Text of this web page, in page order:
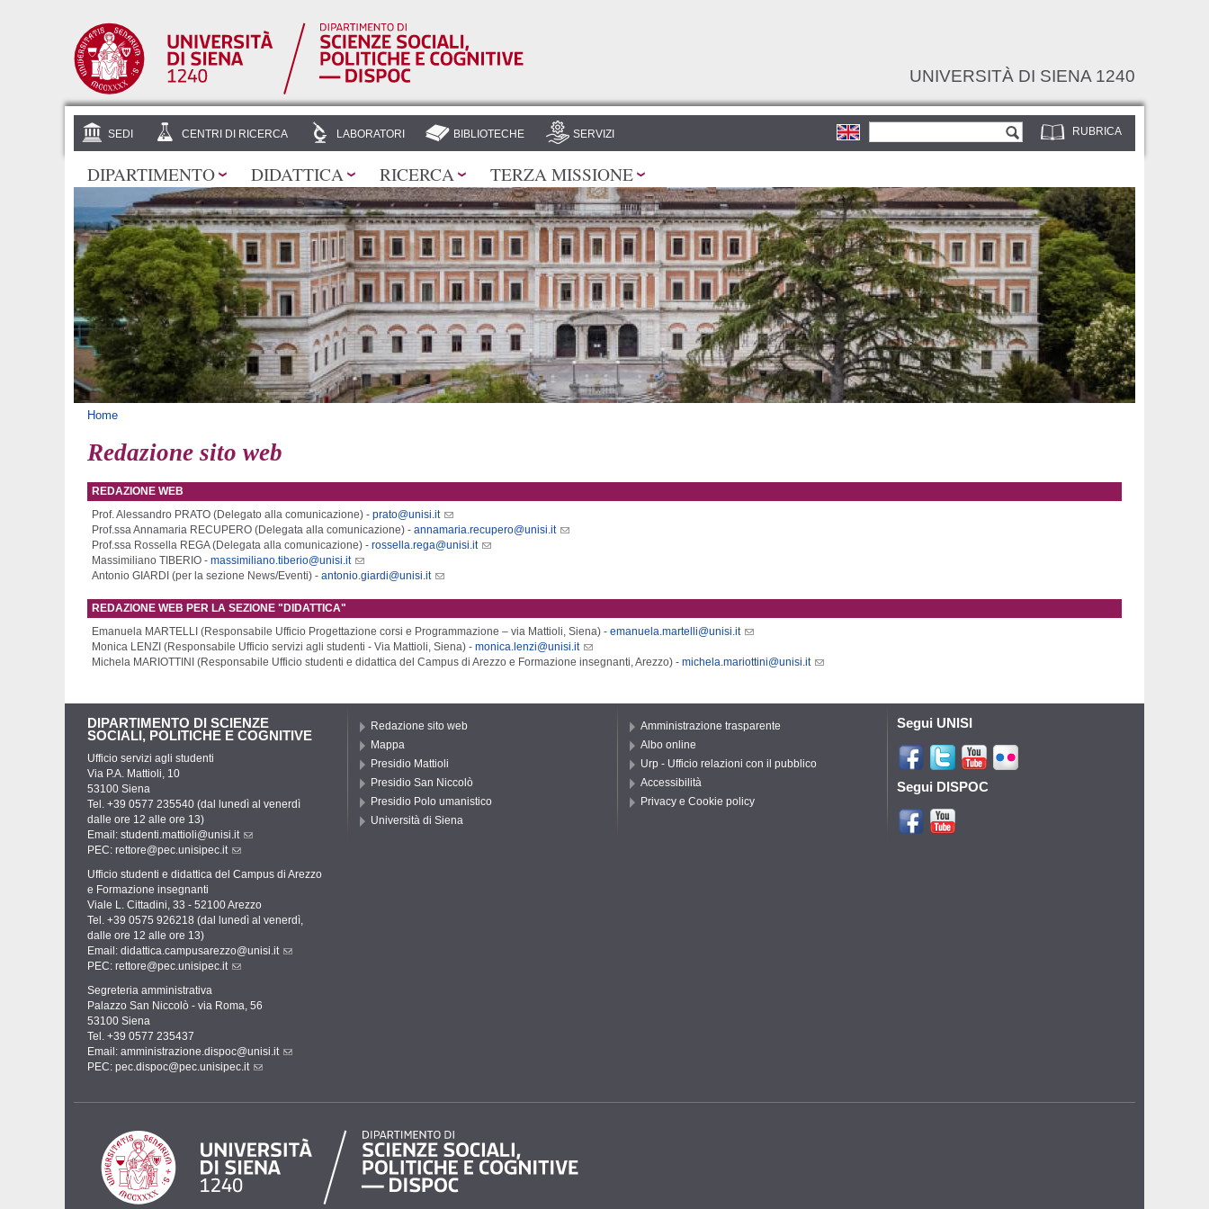
UNIVERSITÀ DI SIENA 1240
RUBRICA
Form di ricerca
SEDI CENTRI DI RICERCA LABORATORI BIBLIOTECHE SERVIZI
DIPARTIMENTO DIDATTICA RICERCA TERZA MISSIONE
Tu sei qui
Home
Redazione sito web
REDAZIONE WEB
Prof. Alessandro PRATO (Delegato alla comunicazione) - prato@unisi.it
Prof.ssa Annamaria RECUPERO (Delegata alla comunicazione) - annamaria.recupero@unisi.it
Prof.ssa Rossella REGA (Delegata alla comunicazione) - rossella.rega@unisi.it
Massimiliano TIBERIO - massimiliano.tiberio@unisi.it
Antonio GIARDI (per la sezione News/Eventi) - antonio.giardi@unisi.it
REDAZIONE WEB PER LA SEZIONE "DIDATTICA"
Emanuela MARTELLI (Responsabile Ufficio Progettazione corsi e Programmazione – via Mattioli, Siena) - emanuela.martelli@unisi.it
Monica LENZI (Responsabile Ufficio servizi agli studenti - Via Mattioli, Siena) - monica.lenzi@unisi.it
Michela MARIOTTINI (Responsabile Ufficio studenti e didattica del Campus di Arezzo e Formazione insegnanti, Arezzo) - michela.mariottini@unisi.it
DIPARTIMENTO DI SCIENZE
SOCIALI, POLITICHE E COGNITIVE
Ufficio servizi agli studenti
Via P.A. Mattioli, 10
53100 Siena
Tel. +39 0577 235540 (dal lunedì al venerdì
dalle ore 12 alle ore 13)
Email: studenti.mattioli@unisi.it
PEC: rettore@pec.unisipec.it
Ufficio studenti e didattica del Campus di Arezzo
e Formazione insegnanti
Viale L. Cittadini, 33 - 52100 Arezzo
Tel. +39 0575 926218 (dal lunedì al venerdì,
dalle ore 12 alle ore 13)
Email: didattica.campusarezzo@unisi.it
PEC: rettore@pec.unisipec.it
Segreteria amministrativa
Palazzo San Niccolò - via Roma, 56
53100 Siena
Tel. +39 0577 235437
Email: amministrazione.dispoc@unisi.it
PEC: pec.dispoc@pec.unisipec.it
Redazione sito web
Mappa
Presidio Mattioli
Presidio San Niccolò
Presidio Polo umanistico
Università di Siena
Amministrazione trasparente
Albo online
Urp - Ufficio relazioni con il pubblico
Accessibilità
Privacy e Cookie policy
Segui UNISI
Segui DISPOC